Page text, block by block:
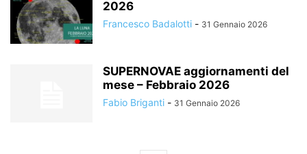
2026
Francesco Badalotti - 31 Gennaio 2026
SUPERNOVAE aggiornamenti del
mese – Febbraio 2026
Fabio Briganti - 31 Gennaio 2026